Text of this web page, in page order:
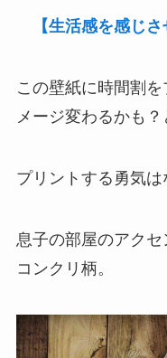
【生活感を感じ
この壁紙に時間割
メージ変わるかも？
プリントする勇気は
息子の部屋のアク
コンクリ柄。